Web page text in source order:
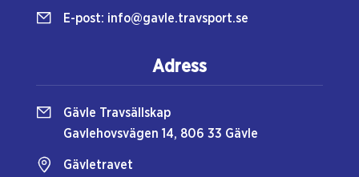
E-post: info@gavle.travsport.se
Adress
Gävle Travsällskap
Gavlehovsvägen 14, 806 33 Gävle
Gävletravet